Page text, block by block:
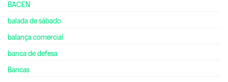
BACEN
balada de sábado
balança comercial
banca de defesa
Bancas